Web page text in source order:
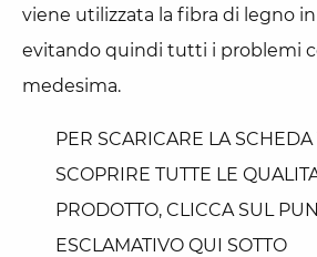
viene utilizzata la fibra di legno
evitando quindi tutti i problemi
medesima.
PER SCARICARE LA
SCOPRIRE TUTTE LE
PRODOTTO, CLICCA SUL
ESCLAMATIVO QUI SOTTO